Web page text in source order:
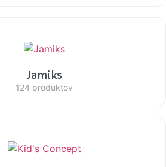
Jamiks
124 produktov